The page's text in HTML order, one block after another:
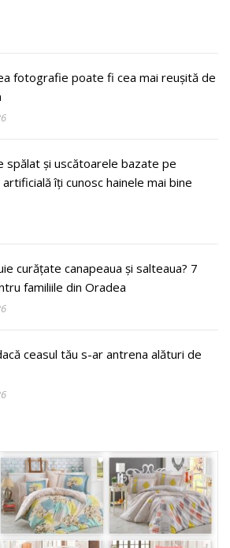
fotografie poate fi cea mai reușită de
spălat și uscătoarele bazate pe
îți cunosc hainele mai bine
curățate canapeaua și salteaua? 7
familiile din Oradea
ceasul tău s-ar antrena alături de